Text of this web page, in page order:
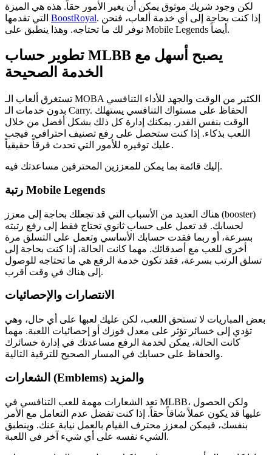
لكن وجود شريك موثوق يمكن أن يغير الأمور حقاً. هذه هي الميزة
BoostRoyal. إذا كنت بحاجة إلى أي خدمة ألعاب، فنحن
نوفر لك ما تحتاجه. وهذا ينطبق على Mobile Legends أيضاً.
تطوير حساب MLBB يصبح أسهل مع
الخدمة الصحيحة
تستغرق ألعاب الـ MOBA الكثير من الوقت والجهد للأداء التنافسي
بدون خدمات الـ Carry. الحفاظ على مستواك التنافسي يستهلك
الوقت بنفس القدر. يمكنك إدارة كل ذلك بشكل أفضل من خلال
اللعب بذكاء. إذا كنت ستحصل على رفع تصنيف احترافي، فيجب
عليك توفيره للأمور التي تحدث فرقاً حقيقياً.
إليك قائمة بما يمكن للمعززين المحترفين مساعدتك فيه.
رتبة Mobile Legends
هناك العديد من الأسباب التي قد تجعلك بحاجة إلى معزز (booster)
لحسابك. قد تعمل على حساب ثانوي تحتاج فقط إلى رفع رتبته
بسرعة، أو ربما فقدت حسابك الأساسي وتعمل على التسلق مرة
أخرى للعب مع أصدقائك. مهما كانت الحالة، إذا كنت بحاجة إلى
تسلق الرتب بسرعة، فقد تكون خدمة الرفع هي ما تحتاجه للوصول
إلى هناك في وقت أقرب.
الانتصارات والإحصائيات
بعض المباريات لا تستحق اللعب، لكن عليك لعبها على أي حال، وهي
تؤدي إلى خسائر تؤثر على معدل فوزك أو إحصائيات اللعبة. مهما
كانت الحالة، يمكن لخدمة الرفع مساعدتك في إدارة خسائرك
والحفاظ على حسابك في المسار الصحيح للترقية التالية.
الشعارات (Emblems) والمزيد
تعد الشعارات مهمة للعب التنافسي في MLBB، ولكن الحصول
عليها قد يكون عملاً شاقاً حقاً. إذا كنت تفضل عدم التعامل مع الأمر
بنفسك، فيمكن لمعزز محترف القيام بالعمل نيابة عنك. وينطبق
الشيء نفسه على أي شيء آخر في اللعبة.